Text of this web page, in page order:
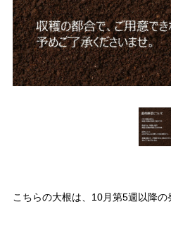
こちらの大根は、10月第5週以降の